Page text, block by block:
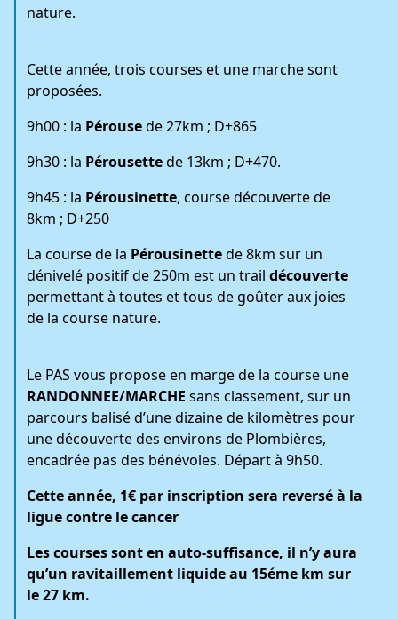
nature.
Cette année, trois courses et une marche sont
proposées.
9h00 : la Pérousede 27km ; D+865
9h30 : la Pérousettede 13km ; D+470.
9h45 : la Pérousinette, course découverte de
8km ; D+250
La course de la Pérousinettede 8km sur un
dénivelé positif de 250m est un trail découverte
permettant à toutes et tous de goûter aux joies
de la course nature.
Le PAS vous propose en marge de la course une
RANDONNEE/MARCHE sans classement, sur un
parcours balisé d’une dizaine de kilomètres pour
une découverte des environs de Plombières,
encadrée pas des bénévoles. Départ à 9h50.
Cette année, 1€ par inscription sera reversé à la
ligue contre le cancer
Les courses sont en auto-suffisance, il n’y aura
qu’un ravitaillement liquide au 15éme km sur
le 27 km.